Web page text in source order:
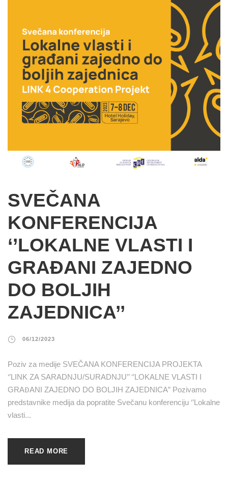
SVEČANA
KONFERENCIJA
‘’LOKALNE VLASTI I
GRAĐANI ZAJEDNO
DO BOLJIH
ZAJEDNICA’’
06/12/2023
Poziv za medije SVEČANA KONFERENCIJA PROJEKTA
‘’LINK ZA SARADNJU/SURADNJU’’ ‘’LOKALNE VLASTI I
GRAĐANI ZAJEDNO DO BOLJIH ZAJEDNICA” Pozivamo
predstavnike medija da popratite Svečanu konferenciju ‘’Lokalne
vlasti...
READ MORE